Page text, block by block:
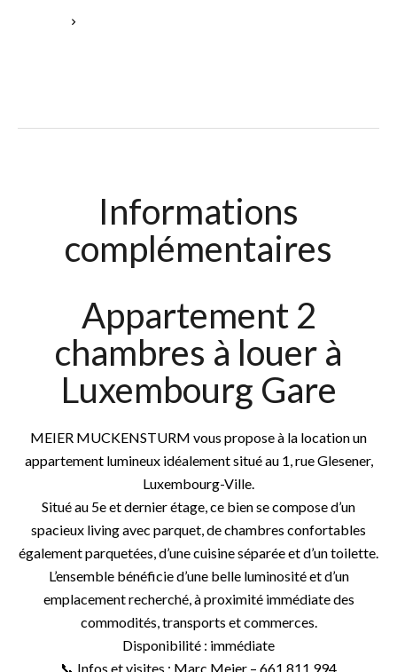
Informations
complémentaires
Appartement 2
chambres à louer à
Luxembourg Gare
MEIER MUCKENSTURM vous propose à la location un
appartement lumineux idéalement situé au 1, rue Glesener,
Luxembourg-Ville.
Situé au 5e et dernier étage, ce bien se compose d’un
spacieux living avec parquet, de chambres confortables
également parquetées, d’une cuisine séparée et d’un toilette.
L’ensemble bénéficie d’une belle luminosité et d’un
emplacement recherché, à proximité immédiate des
commodités, transports et commerces.
Disponibilité : immédiate
📞 Infos et visites : Marc Meier – 661 811 994